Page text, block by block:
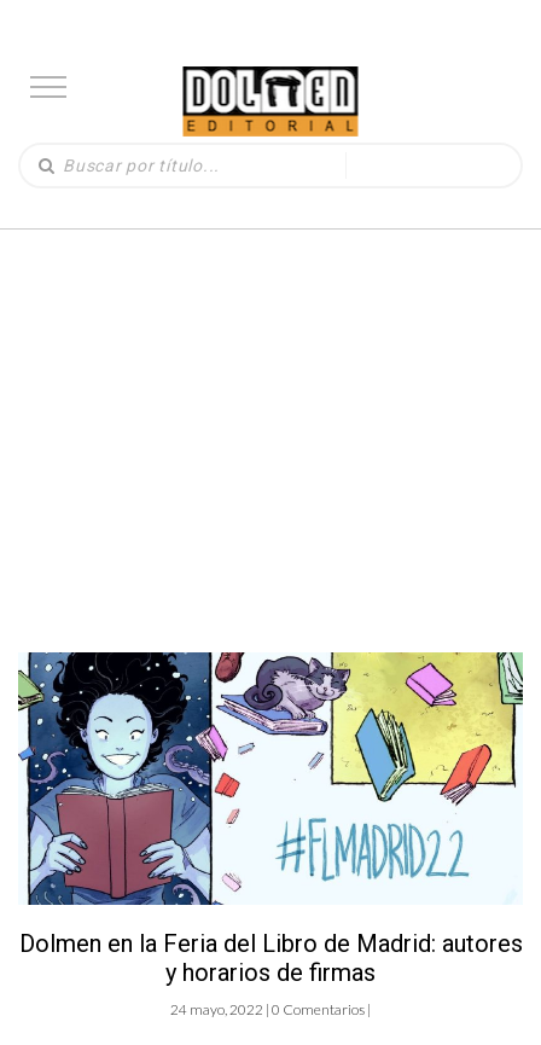
Dolmen en la Feria del Libro de Madrid: autores
y horarios de firmas
24 mayo, 2022 | 0 Comentarios |